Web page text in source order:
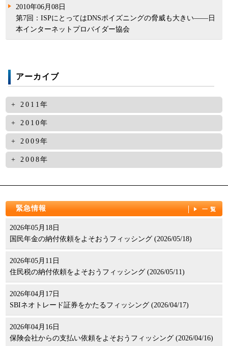
2010年06月08日
第7回：ISPにとってはDNSポイズニングの脅威も大きい――日
本インターネットプロバイダー協会
アーカイブ
2011年
2011年03月07日
第16回：被害事例や件数などネガティブ情報も隠さない―ヤフー
2011年02月07日
第15回：脅威のレイヤが上位にシフトし対策が困難に―トレンド
第14回：NICと連携して効果的なドメイン停止―中国フィッシン
グ対策事情
2010年
2010年12月09日
第13回：ヨーロッパでは64ビット版Windows 7、ボットネット対
策が2011年の課題―Eddy Willems, G Dataセキュリティラボ
ンター
第11回：Fast-fluxは減少し、トラディショナルなフィッシングが
増加―APWG
2010年09月06日
第10回：オンラインゲームのフィッシング対策―セガ
2010年08月09日
第9回：そのメールのリンクをクリックしたらどうなるか――ア
2010年07月05日
第8回：B2Bマーケットでもフィッシングの被害は起きている―
2009年
2009年11月30日
第4回：複数のツールを活用した対策を実施――株式会社ジェー
第3回：クラウド、電子政府など次のフィッシング対策を見据え
2009年09月01日
第2回：オンライン銀行は安全と利便性のバランスが難しい ―イ
ーバンク銀行
2009年07月27日
第1回：今後は携帯電話のフィッシングサイト対策が急務 ミクシ
ィ 軍司祐介氏
NEWS LETTER No. 17:フィッシング対策への事業者の取組／都
市銀行
2008年
NEWS LETTER No. 12:フィッシング対策への事業者の取組／マ
2008年12月15日
NEWS LETTER No. 11:Black Hat Japan 2008参加報告
NEWS LETTER No. 10:フィッシングメールのヘッダ解析
2008年11月10日
グ対策
2008年10月24日
NEWS LETTER No. 8:Thunderbirdのフィッシング詐欺メール警告
機能
緊急情報 一覧
2026年05月18日
国民年金の納付依頼をよそおうフィッシング (2026/05/18)
2026年05月11日
住民税の納付依頼をよそおうフィッシング (2026/05/11)
2026年04月17日
SBIネオトレード証券をかたるフィッシング (2026/04/17)
2026年04月16日
保険会社からの支払い依頼をよそおうフィッシング (2026/04/16)